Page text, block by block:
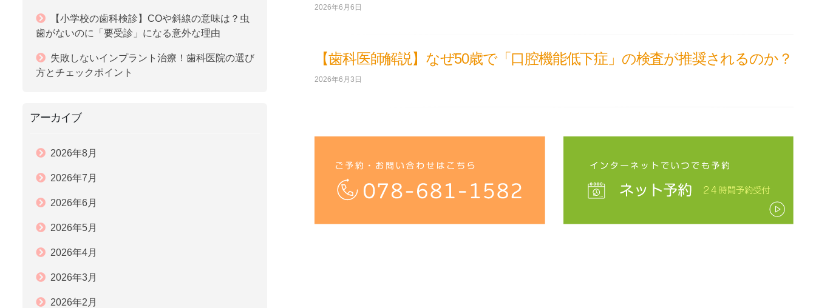
2026年6月6日
【歯科医師解説】なぜ50歳で「口腔機能低下症」の検査が推奨されるのか？
2026年6月3日
【小学校の歯科検診】COや斜線の意味は？虫
歯がないのに「要受診」になる意外な理由
失敗しないインプラント治療！歯科医院の選び
方とチェックポイント
アーカイブ
2026年8月
2026年7月
2026年6月
2026年5月
2026年4月
2026年3月
2026年2月